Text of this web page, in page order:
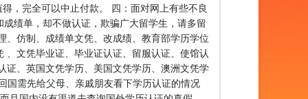
，完全可以中止付款。 四：面对网上有些不良
绩单，却不做认证，欺骗广大留学生，请多留
仿制、成绩单文凭、改成绩、教育部学历学位
文凭毕业证、毕业证认证、留服认证、使馆认
证、英国文凭学历、美国文凭学历、澳洲文凭学
国需先给父母、亲戚朋友看下学历认证的情况